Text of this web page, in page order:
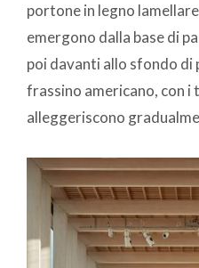
portone in legno
emergono dalla base di
poi davanti allo sfondo di
frassino americano, con i
alleggeriscono